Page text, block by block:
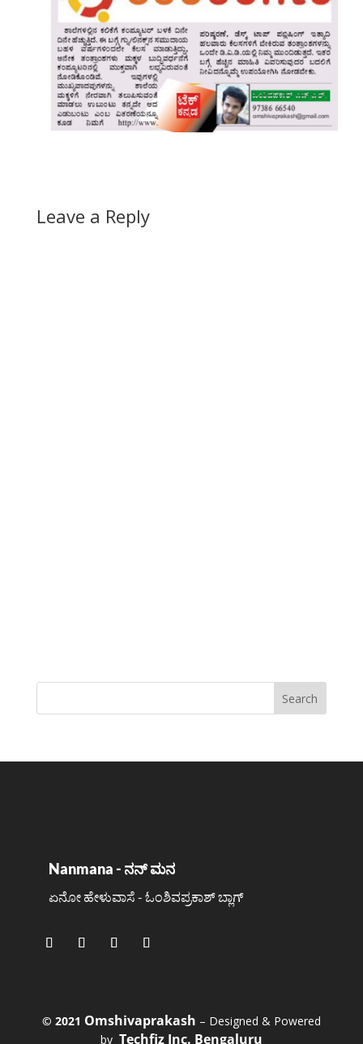
Leave a Reply
Nanmana - ನನ್ ಮನ
ಏನೋ ಹೇಳುವಾಸೆ - ಓಂಶಿವಪ್ರಕಾಶ್ ಬ್ಲಾಗ್
©️ 2021 Omshivaprakash – Designed & Powered
by Techfiz Inc. Bengaluru